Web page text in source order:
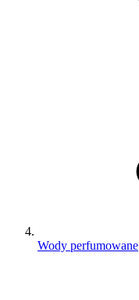
Wody perfumowane